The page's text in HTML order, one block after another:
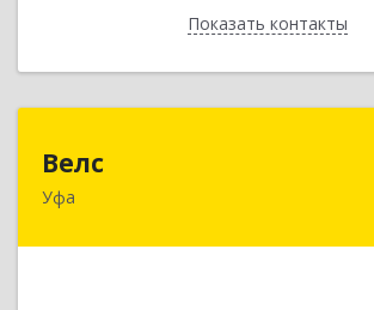
Показать контакты
Назад
Велс
Уфа
450071, Башкортостан Респ, Уфа